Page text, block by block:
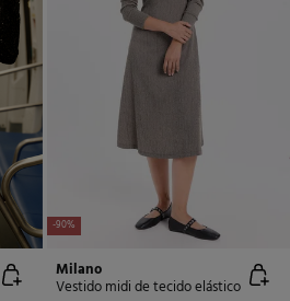
-90%
Milano
Vestido midi de tecido elástico